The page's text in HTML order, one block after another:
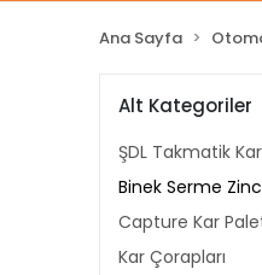
Ana Sayfa
Alt Kategoriler
ŞDL Takmatik
Binek Serme
Capture Kar
Kar Çorapları